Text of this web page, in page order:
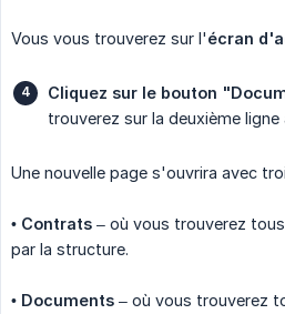
Vous vous trouverez sur l'écran
Cliquez sur le bouton
trouverez sur la deuxième ligne
Une nouvelle page s'ouvrira avec
• Contrats – où vous trouverez
par la structure.
• Documents – où vous trouverez